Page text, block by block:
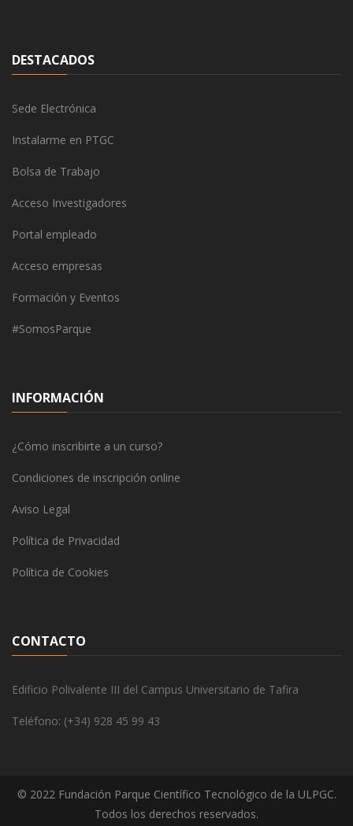
DESTACADOS
Sede Electrónica
Instalarme en PTGC
Bolsa de Trabajo
Acceso Investigadores
Portal empleado
Acceso empresas
Formación y Eventos
#SomosParque
INFORMACIÓN
¿Cómo inscribirte a un curso?
Condiciones de inscripción online
Aviso Legal
Política de Privacidad
Política de Cookies
CONTACTO
Edificio Polivalente III del Campus Universitario de Tafira
Teléfono: (+34) 928 45 99 43
© 2022 Fundación Parque Científico Tecnológico de la ULPGC.
Todos los derechos reservados.